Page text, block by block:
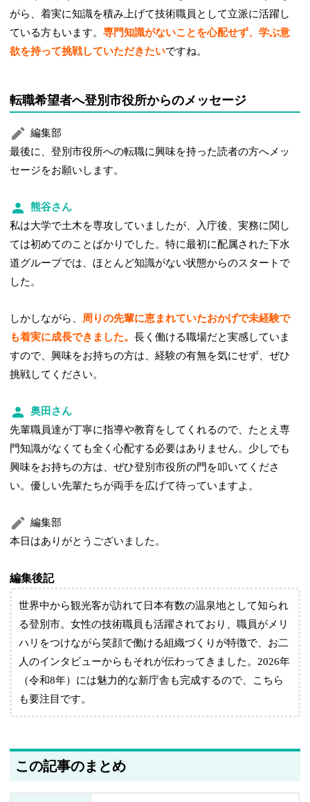
がら、着実に知識を積み上げて技術職員として立派に活躍し
ている方もいます。専門知識がないことを心配せず、学ぶ意
欲を持って挑戦していただきたいですね。
転職希望者へ登別市役所からのメッセージ
編集部
最後に、登別市役所への転職に興味を持った読者の方へメッ
セージをお願いします。
熊谷さん
私は大学で土木を専攻していましたが、入庁後、実務に関し
ては初めてのことばかりでした。特に最初に配属された下水
道グループでは、ほとんど知識がない状態からのスタートで
した。
しかしながら、
周りの先輩に恵まれていたおかげで未経験で
も着実に成長できました。長く働ける職場だと実感していま
すので、興味をお持ちの方は、経験の有無を気にせず、ぜひ
挑戦してください。
奥田さん
先輩職員達が丁寧に指導や教育をしてくれるので、たとえ専
門知識がなくても全く心配する必要はありません。少しでも
興味をお持ちの方は、ぜひ登別市役所の門を叩いてくださ
い。優しい先輩たちが両手を広げて待っていますよ。
編集部
本日はありがとうございました。
編集後記
世界中から観光客が訪れて日本有数の温泉地として知られ
る登別市。女性の技術職員も活躍されており、職員がメリ
ハリをつけながら笑顔で働ける組織づくりが特徴で、お二
人のインタビューからもそれが伝わってきました。2026年
（令和8年）には魅力的な新庁舎も完成するので、こちら
も要注目です。
この記事のまとめ